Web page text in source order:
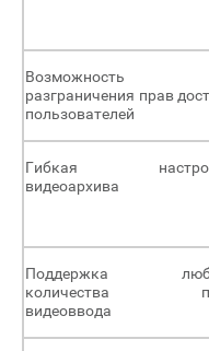
Возможность
разграничения прав
пользователей
Гибкая
видеоархива
Поддержка
количества
видеоввода